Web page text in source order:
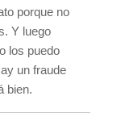
porque no
Y luego
los puedo
un fraude
bien.